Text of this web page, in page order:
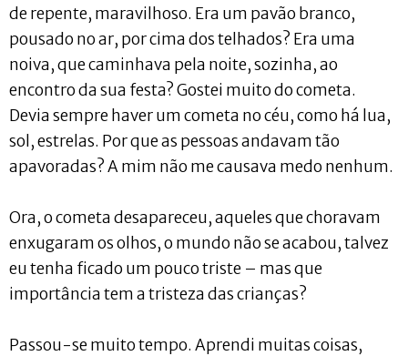
de repente, maravilhoso. Era um pavão branco,
pousado no ar, por cima dos telhados? Era uma
noiva, que caminhava pela noite, sozinha, ao
encontro da sua festa? Gostei muito do cometa.
Devia sempre haver um cometa no céu, como há lua,
sol, estrelas. Por que as pessoas andavam tão
apavoradas? A mim não me causava medo nenhum.
Ora, o cometa desapareceu, aqueles que choravam
enxugaram os olhos, o mundo não se acabou, talvez
eu tenha ficado um pouco triste – mas que
importância tem a tristeza das crianças?
Passou-se muito tempo. Aprendi muitas coisas,